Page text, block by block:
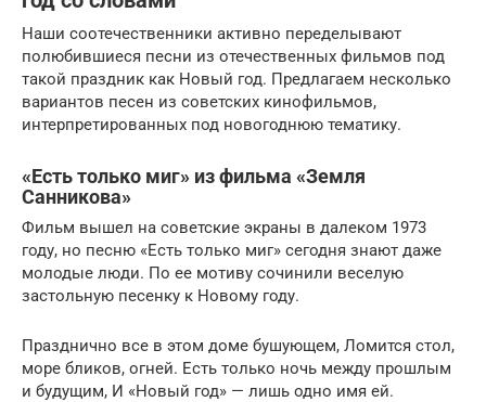
Наши соотечественники активно переделывают
полюбившиеся песни из отечественных фильмов под
такой праздник как Новый год. Предлагаем несколько
вариантов песен из советских кинофильмов,
интерпретированных под новогоднюю тематику.
«Есть только миг» из фильма «Земля
Санникова»
Фильм вышел на советские экраны в далеком 1973
году, но песню «Есть только миг» сегодня знают даже
молодые люди. По ее мотиву сочинили веселую
застольную песенку к Новому году.
Празднично все в этом доме бушующем, Ломится стол,
море бликов, огней. Есть только ночь между прошлым
и будущим, И «Новый год» — лишь одно имя ей.